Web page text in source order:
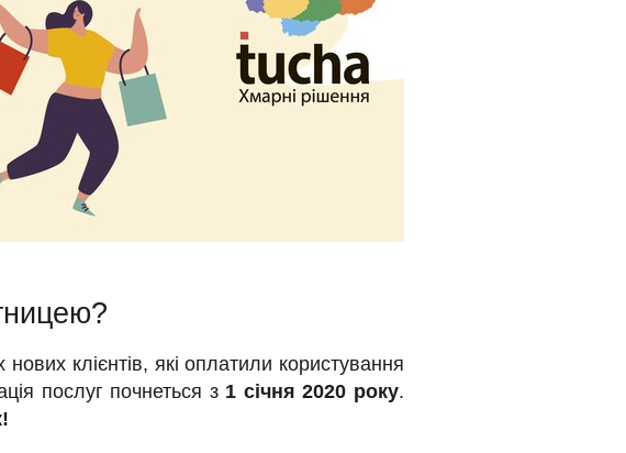
клієнтів, які оплатили користування
послуг почнеться з 1 січня 2020 року.